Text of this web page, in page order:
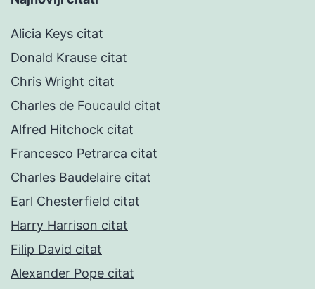
Alicia Keys citat
Donald Krause citat
Chris Wright citat
Charles de Foucauld citat
Alfred Hitchock citat
Francesco Petrarca citat
Charles Baudelaire citat
Earl Chesterfield citat
Harry Harrison citat
Filip David citat
Alexander Pope citat